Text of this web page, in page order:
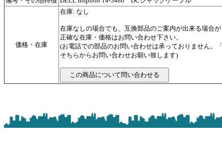
価格・在庫
在庫: なし
在庫なしの場合でも、互換部品のご案内が出来る場合
正確な在庫・価格はお問い合わせ下さい。
(お電話での部品のお問い合わせは承っておりません。
そちらからお問い合わせお願い致します)